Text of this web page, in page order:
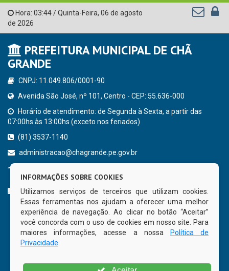
Hora: 03:44/Quinta-Feira, 06 de agosto
de 2026
PREFEITURA MUNICIPAL DE CHÃ
GRANDE
CNPJ: 11.049.806/0001-90
Avenida São José, nº 101, Centro - CEP: 55.636-000
Horário de atendimento: de Segunda à Sexta, a partir das
07:00hs às 13:00hs (exceto nos feriados)
(81) 3537-1140
administracao@chagrande.pe.gov.br
CURTA NOSSA FAN PAGE
INFORMAÇÕES SOBRE COOKIES
Utilizamos serviços de terceiros que utilizam cookies.
Essas ferramentas nos ajudam a oferecer uma melhor
experiência de navegação. Ao clicar no botão “Aceitar”
você concorda com o uso de cookies em nosso site. Para
maiores informações, acesse a nossa
Política de
Privacidade